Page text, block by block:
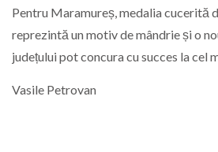
Pentru Maramureș, medalia cucerită
reprezintă un motiv de mândrie și o
județului pot concura cu succes la cel
Vasile Petrovan